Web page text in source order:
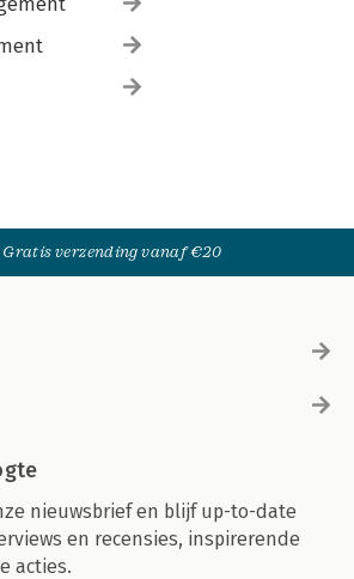
Gratis verzending vanaf €20
nieuwsbrief en blijf up-to-date
en recensies, inspirerende
acties.